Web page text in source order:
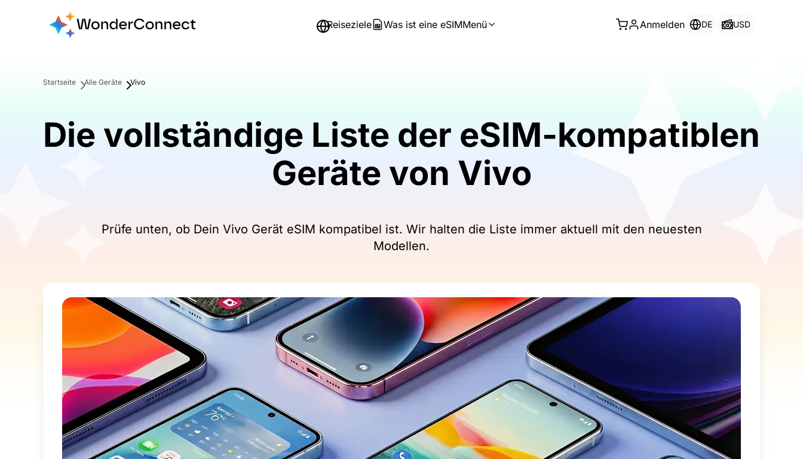
Reiseziele Was ist eine eSIMMenü Anmelden DE USD
Startseite Alle Geräte Vivo
Die vollständige Liste der eSIM-kompatiblen
Geräte von Vivo
Prüfe unten, ob Dein Vivo Gerät eSIM kompatibel ist. Wir halten die Liste immer aktuell mit den neuesten
Modellen.